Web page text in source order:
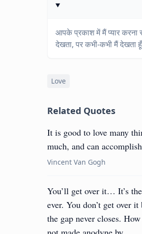
आपके प्रकाश में मैं प्यार करना
देखता, पर कभी-कभी मैं देखता
Love
Related Quotes
It is good to love many
much, and can
Vincent Van Gogh
You’ll get over it… It’s
ever. You don’t get over
the gap never closes.